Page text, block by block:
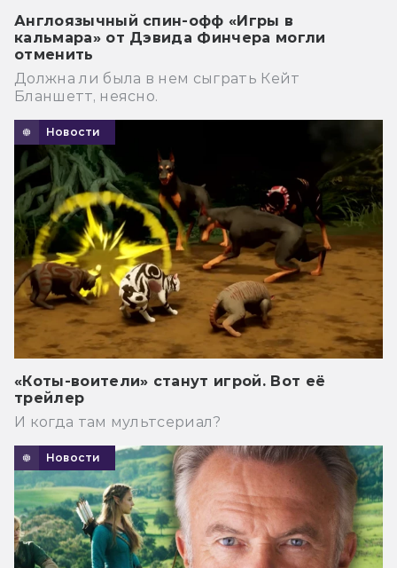
Англоязычный спин-офф «Игры в
кальмара» от Дэвида Финчера могли
отменить
Должна ли была в нем сыграть Кейт
Бланшетт, неясно.
Новости
«Коты-воители» станут игрой. Вот её
трейлер
И когда там мультсериал?
Новости